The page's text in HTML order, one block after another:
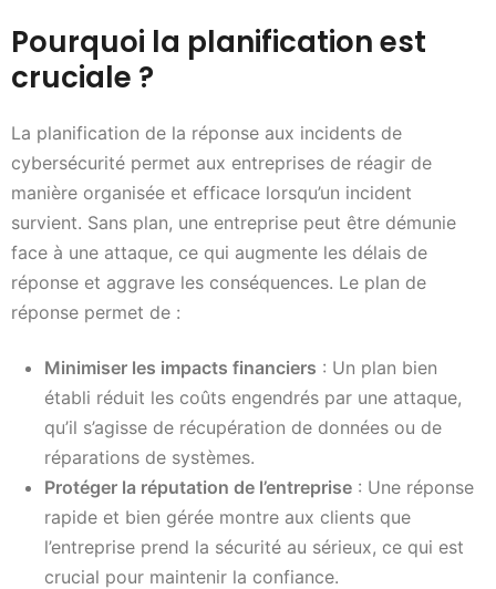
Pourquoi la planification est
cruciale ?
La planification de la réponse aux incidents de
cybersécurité permet aux entreprises de réagir de
manière organisée et efficace lorsqu’un incident
survient. Sans plan, une entreprise peut être démunie
face à une attaque, ce qui augmente les délais de
réponse et aggrave les conséquences. Le plan de
réponse permet de :
Minimiser les impacts financiers : Un plan bien
établi réduit les coûts engendrés par une attaque,
qu’il s’agisse de récupération de données ou de
réparations de systèmes.
Protéger la réputation de l’entreprise : Une réponse
rapide et bien gérée montre aux clients que
l’entreprise prend la sécurité au sérieux, ce qui est
crucial pour maintenir la confiance.